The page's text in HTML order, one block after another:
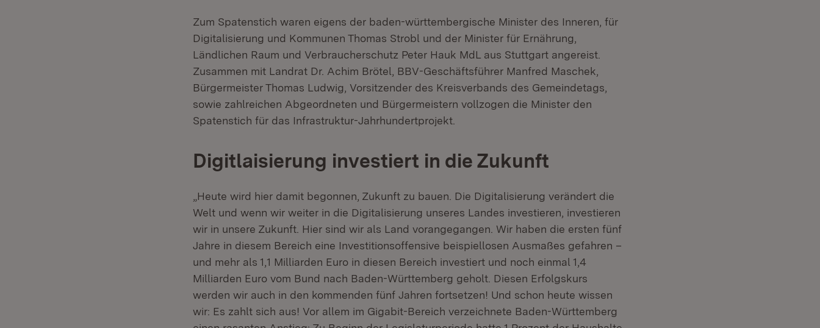
Zum Spatenstich waren eigens der baden-württembergische Minister des Inneren, für
Digitalisierung und Kommunen Thomas Strobl und der Minister für Ernährung,
Ländlichen Raum und Verbraucherschutz Peter Hauk MdL aus Stuttgart angereist.
Zusammen mit Landrat Dr. Achim Brötel, BBV-Geschäftsführer Manfred Maschek,
Bürgermeister Thomas Ludwig, Vorsitzender des Kreisverbands des Gemeindetags,
sowie zahlreichen Abgeordneten und Bürgermeistern vollzogen die Minister den
Spatenstich für das Infrastruktur-Jahrhundertprojekt.
Digitlaisierung investiert in die Zukunft
„Heute wird hier damit begonnen, Zukunft zu bauen. Die Digitalisierung verändert die
Welt und wenn wir weiter in die Digitalisierung unseres Landes investieren, investieren
wir in unsere Zukunft. Hier sind wir als Land vorangegangen. Wir haben die ersten fünf
Jahre in diesem Bereich eine Investitionsoffensive beispiellosen Ausmaßes gefahren –
und mehr als 1,1 Milliarden Euro in diesen Bereich investiert und noch einmal 1,4
Milliarden Euro vom Bund nach Baden-Württemberg geholt. Diesen Erfolgskurs
werden wir auch in den kommenden fünf Jahren fortsetzen! Und schon heute wissen
wir: Es zahlt sich aus! Vor allem im Gigabit-Bereich verzeichnete Baden-Württemberg